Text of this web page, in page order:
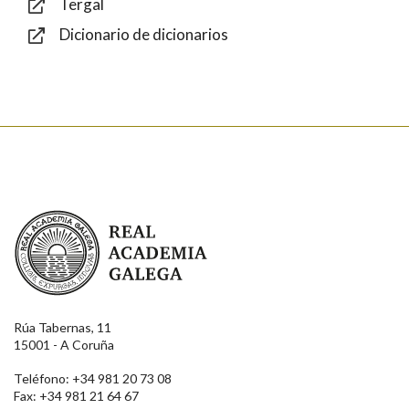
Tergal
Dicionario de dicionarios
Real Academia Galega
Rúa Tabernas, 11
15001 - A Coruña
Teléfono: +34 981 20 73 08
Fax: +34 981 21 64 67